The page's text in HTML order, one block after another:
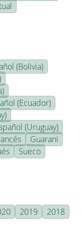
(Bolivia)
(Ecuador)
(Uruguay)
Guarani
Sueco
2019
2018